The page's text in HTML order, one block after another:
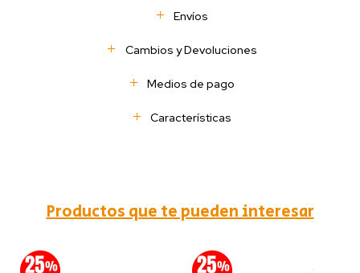
Envíos
Cambios y Devoluciones
Medios de pago
Características
Productos que te pueden interesar